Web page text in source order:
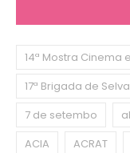
14ª Mostra Cinema
17ª Brigada de Selva
7 de setembo
ACIA
ACRAT